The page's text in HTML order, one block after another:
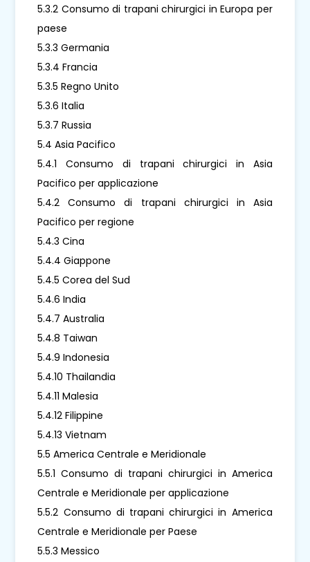
5.3.2 Consumo di trapani chirurgici in Europa per
paese
5.3.3 Germania
5.3.4 Francia
5.3.5 Regno Unito
5.3.6 Italia
5.3.7 Russia
5.4 Asia Pacifico
5.4.1 Consumo di trapani chirurgici in Asia
Pacifico per applicazione
5.4.2 Consumo di trapani chirurgici in Asia
Pacifico per regione
5.4.3 Cina
5.4.4 Giappone
5.4.5 Corea del Sud
5.4.6 India
5.4.7 Australia
5.4.8 Taiwan
5.4.9 Indonesia
5.4.10 Thailandia
5.4.11 Malesia
5.4.12 Filippine
5.4.13 Vietnam
5.5 America Centrale e Meridionale
5.5.1 Consumo di trapani chirurgici in America
Centrale e Meridionale per applicazione
5.5.2 Consumo di trapani chirurgici in America
Centrale e Meridionale per Paese
5.5.3 Messico